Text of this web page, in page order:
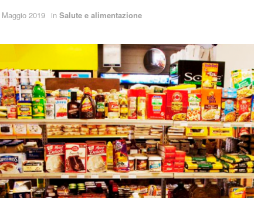
2019 in Salute e alimentazione